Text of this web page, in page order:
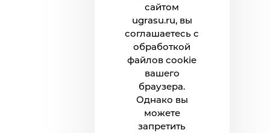
сайтом
ugrasu.ru, вы
соглашаетесь с
обработкой
файлов cookie
вашего
браузера.
Однако вы
можете
запретить